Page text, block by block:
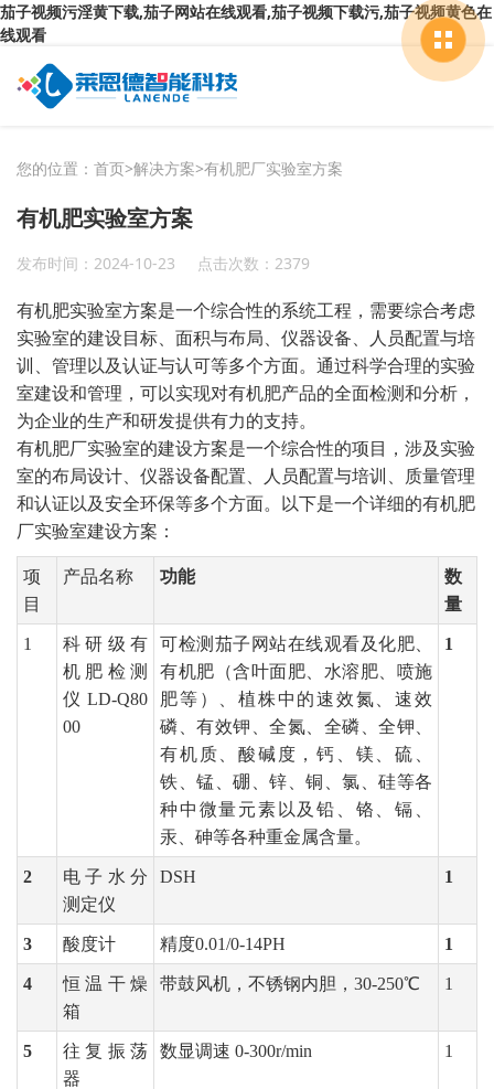
茄子视频污淫黄下载,茄子网站在线观看,茄子视频下载污,茄子视频黄色在
线观看
您的位置： 首页>解决方案>有机肥厂实验室方案
有机肥实验室方案
发布时间：2024-10-23 点击次数：2379
有机肥实验室方案是一个综合性的系统工程，需要综合考虑
实验室的建设目标、面积与布局、仪器设备、人员配置与培
训、管理以及认证与认可等多个方面。通过科学合理的实验
室建设和管理，可以实现对有机肥产品的全面检测和分析，
为企业的生产和研发提供有力的支持。
有机肥厂实验室的建设方案是一个综合性的项目，涉及实验
室的布局设计、仪器设备配置、人员配置与培训、质量管理
和认证以及安全环保等多个方面。以下是一个详细的有机肥
厂实验室建设方案：
项
目
产品名称 功能
数
量
1
科研级有
机肥检测
仪 LD-Q80
00
可检测茄子网站在线观看及化肥、
有机肥（含叶面肥、水溶肥、喷施
肥等）、植株中的速效氮、速效
磷、有效钾、全氮、全磷、全钾、
有机质、酸碱度，钙、镁、硫、
铁、锰、硼、锌、铜、氯、硅等各
种中微量元素以及铅、铬、镉、
汞、砷等各种重金属含量。
1
2
电子水分
测定仪
DSH 1
3 酸度计 精度0.01/0-14PH 1
4
恒温干燥
箱
带鼓风机，不锈钢内胆， 30-250℃ 1
5
往复振荡
器
数显调速 0-300r/min 1